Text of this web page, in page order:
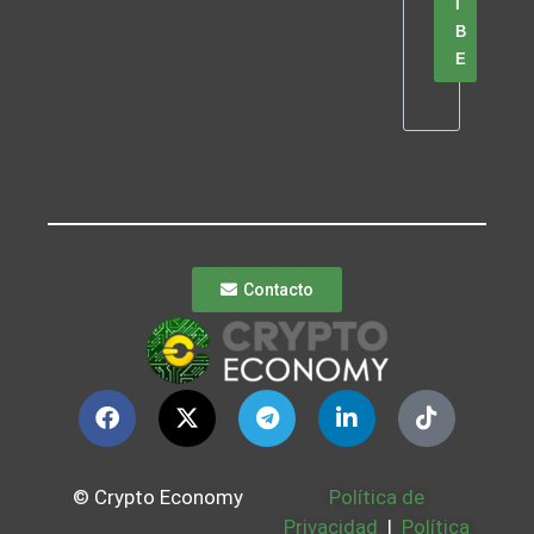
B
E
Contacto
© Crypto Economy
Política de
Privacidad | Política